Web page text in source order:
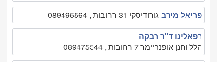
פריאל מירב גורודיסקי 31 רחובות , 089495564
רפאלינו ד"ר רבקה
הלל וחנן אופנהיימר 7 רחובות , 089475544